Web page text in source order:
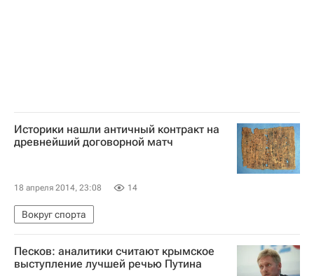
Историки нашли античный контракт на
древнейший договорной матч
18 апреля 2014, 23:08 14
Вокруг спорта
Песков: аналитики считают крымское
выступление лучшей речью Путина